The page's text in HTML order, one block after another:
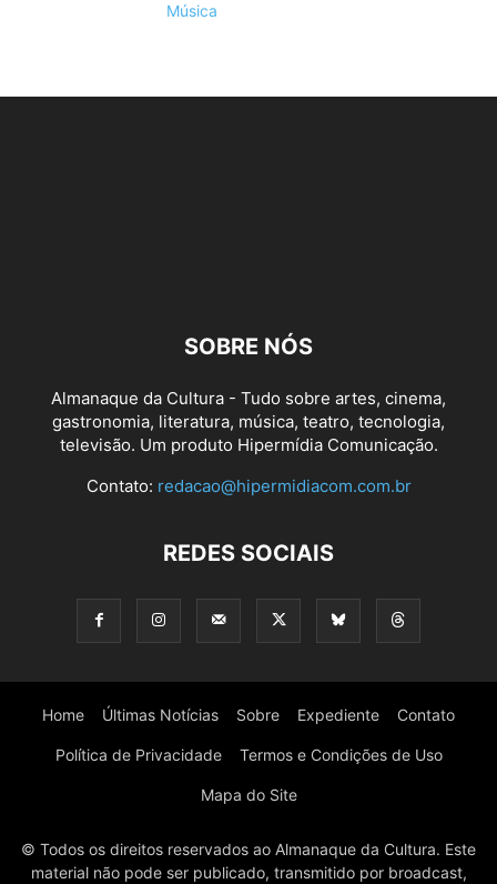
Música
SOBRE NÓS
Almanaque da Cultura - Tudo sobre artes, cinema,
gastronomia, literatura, música, teatro, tecnologia,
televisão. Um produto Hipermídia Comunicação.
Contato: redacao@hipermidiacom.com.br
REDES SOCIAIS
Home Últimas Notícias Sobre Expediente Contato
Política de Privacidade Termos e Condições de Uso
Mapa do Site
© Todos os direitos reservados ao Almanaque da Cultura. Este
material não pode ser publicado, transmitido por broadcast,